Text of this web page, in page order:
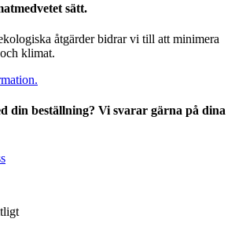
sätt.
åtgärder bidrar vi till att minimera
klimat.
din beställning? Vi svarar gärna på dina